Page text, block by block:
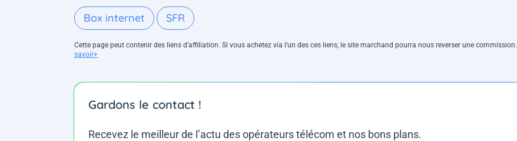
Box internet SFR
Cette page peut contenir des liens d’affiliation. Si vous achetez via l'un des ces liens, le site marchand pourra nous reverser une commission.
savoir+
Gardons le contact !
Recevez le meilleur de l’actu des opérateurs télécom et nos bons plans.